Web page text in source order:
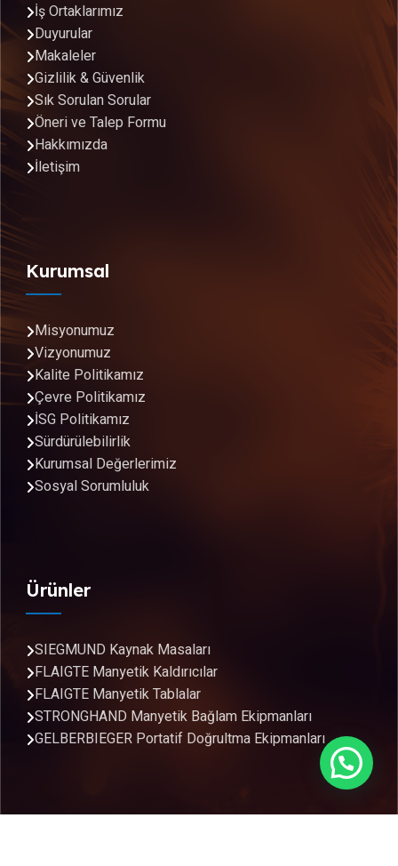
İş Ortaklarımız
Duyurular
Makaleler
Gizlilik & Güvenlik
Sık Sorulan Sorular
Öneri ve Talep Formu
Hakkımızda
İletişim
Kurumsal
Misyonumuz
Vizyonumuz
Kalite Politikamız
Çevre Politikamız
İSG Politikamız
Sürdürülebilirlik
Kurumsal Değerlerimiz
Sosyal Sorumluluk
Ürünler
SIEGMUND Kaynak Masaları
FLAIGTE Manyetik Kaldırıcılar
FLAIGTE Manyetik Tablalar
STRONGHAND Manyetik Bağlam Ekipmanları
GELBERBIEGER Portatif Doğrultma Ekipmanları